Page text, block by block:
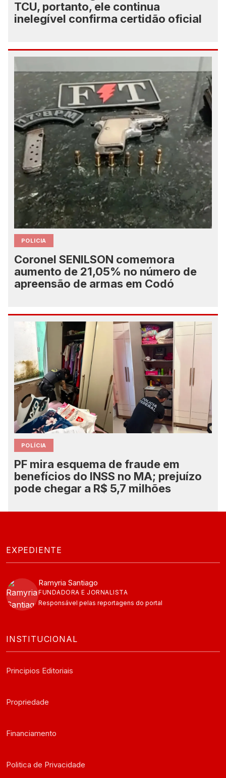
TCU, portanto, ele continua
inelegível confirma certidão oficial
POLICIA
Coronel SENILSON comemora
aumento de 21,05% no número de
apreensão de armas em Codó
POLÍCIA
PF mira esquema de fraude em
benefícios do INSS no MA; prejuízo
pode chegar a R$ 5,7 milhões
EXPEDIENTE
Ramyria Santiago
FUNDADORA E JORNALISTA
Responsável pelas reportagens do portal
INSTITUCIONAL
Principios Editoriais
Propriedade
Financiamento
Politica de Privacidade